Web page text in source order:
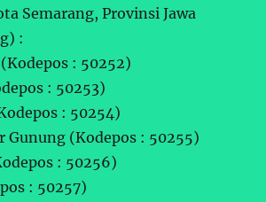
Semarang, Provinsi Jawa
:
: 50252)
: 50253)
: 50254)
Gunung (Kodepos : 50255)
: 50256)
: 50257)